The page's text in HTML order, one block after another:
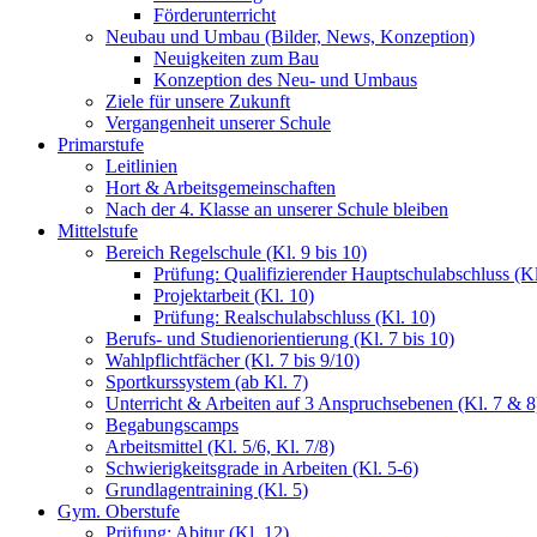
Förderunterricht
Neubau und Umbau (Bilder, News, Konzeption)
Neuigkeiten zum Bau
Konzeption des Neu- und Umbaus
Ziele für unsere Zukunft
Vergangenheit unserer Schule
Primarstufe
Leitlinien
Hort & Arbeitsgemeinschaften
Nach der 4. Klasse an unserer Schule bleiben
Mittelstufe
Bereich Regelschule (Kl. 9 bis 10)
Prüfung: Qualifizierender Hauptschulabschluss
Projektarbeit (Kl. 10)
Prüfung: Realschulabschluss (Kl. 10)
Berufs- und Studienorientierung (Kl. 7 bis 10)
Wahlpflichtfächer (Kl. 7 bis 9/10)
Sportkurssystem (ab Kl. 7)
Unterricht & Arbeiten auf 3 Anspruchsebenen (Kl. 7 &
Begabungscamps
Arbeitsmittel (Kl. 5/6, Kl. 7/8)
Schwierigkeitsgrade in Arbeiten (Kl. 5-6)
Grundlagentraining (Kl. 5)
Gym. Oberstufe
Prüfung: Abitur (Kl. 12)